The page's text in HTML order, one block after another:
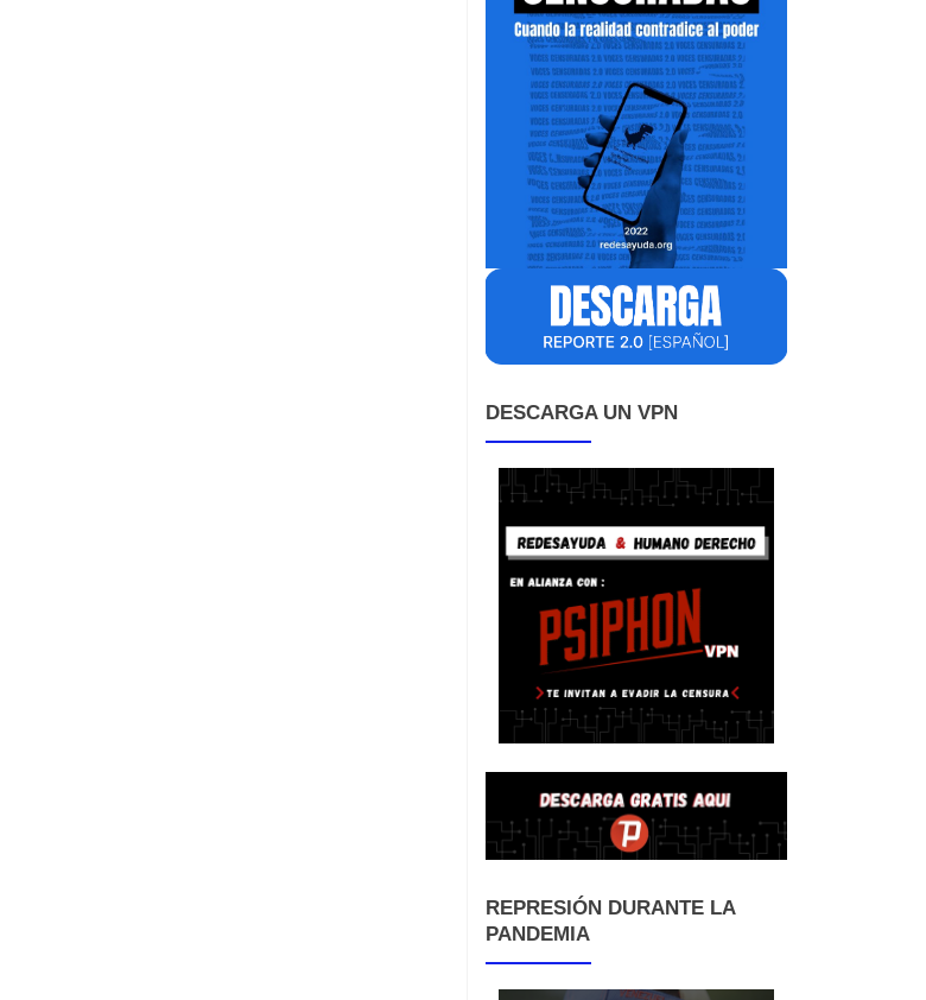
DESCARGA UN VPN
REPRESIÓN DURANTE LA
PANDEMIA